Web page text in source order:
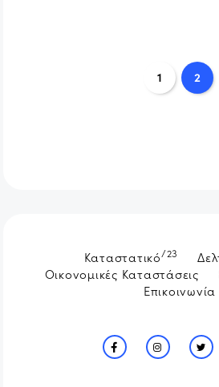
1 2
Καταστατικό/23
Οικονομικές Καταστάσεις
Επικοινωνία